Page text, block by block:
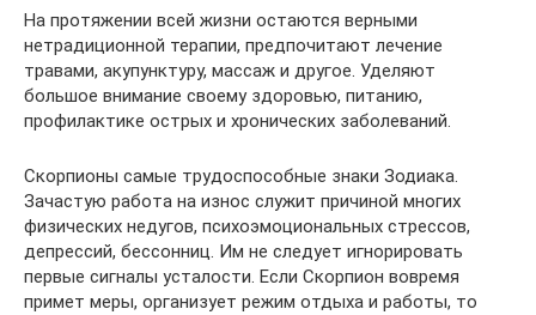
На протяжении всей жизни остаются верными
нетрадиционной терапии, предпочитают лечение
травами, акупунктуру, массаж и другое. Уделяют
большое внимание своему здоровью, питанию,
профилактике острых и хронических заболеваний.
Скорпионы самые трудоспособные знаки Зодиака.
Зачастую работа на износ служит причиной многих
физических недугов, психоэмоциональных стрессов,
депрессий, бессонниц. Им не следует игнорировать
первые сигналы усталости. Если Скорпион вовремя
примет меры, организует режим отдыха и работы, то